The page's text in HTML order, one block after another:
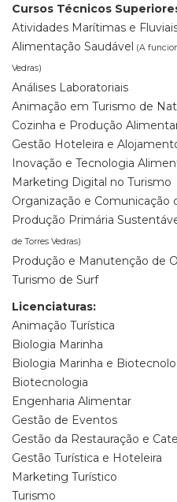
Cursos Técnicos
Atividades Marítimas e
Alimentação Saudável (A
Vedras)
Análises Laboratoriais
Animação em Turismo de
Cozinha e Produção
Gestão Hoteleira e
Inovação e Tecnologia
Marketing Digital no Turismo
Organização e Comunicação
Produção Primária
de Torres Vedras)
Produção e Manutenção de
Turismo de Surf
Licenciaturas:
Animação Turística
Biologia Marinha
Biologia Marinha e
Biotecnologia
Engenharia Alimentar
Gestão de Eventos
Gestão da Restauração e
Gestão Turística e Hoteleira
Marketing Turístico
Turismo